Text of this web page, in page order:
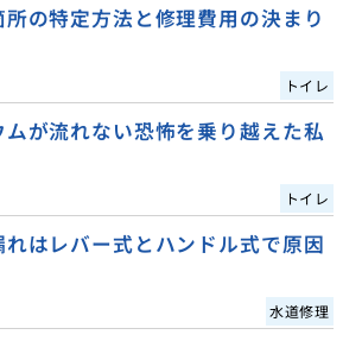
所の特定方法と修理費用の決まり
トイレ
が流れない恐怖を乗り越えた私
トイレ
はレバー式とハンドル式で原因
水道修理